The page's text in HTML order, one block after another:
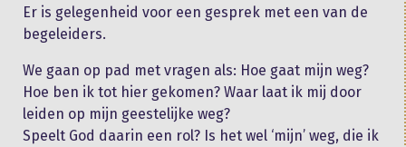
Er is gelegenheid voor een gesprek met een van de
begeleiders.
We gaan op pad met vragen als: Hoe gaat mijn weg?
Hoe ben ik tot hier gekomen? Waar laat ik mij door
leiden op mijn geestelijke weg?
Speelt God daarin een rol? Is het wel ‘mijn’ weg, die ik